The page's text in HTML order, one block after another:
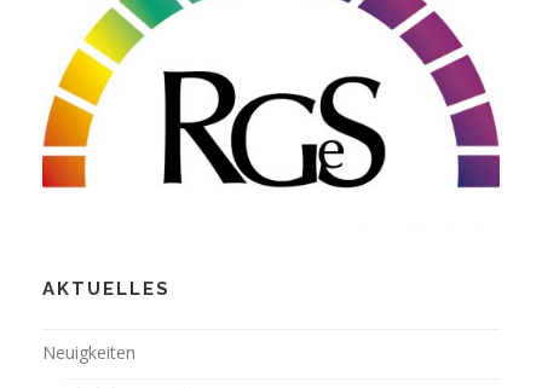
AKTUELLES
Neuigkeiten